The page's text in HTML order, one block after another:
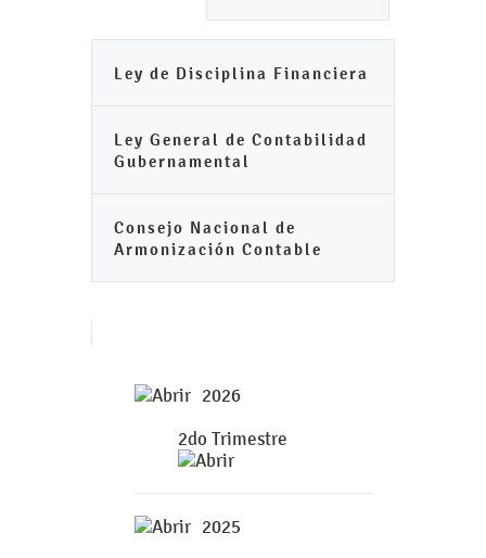
Ley de Disciplina Financiera
Ley General de Contabilidad
Gubernamental
Consejo Nacional de
Armonización Contable
2026
2do Trimestre
2025